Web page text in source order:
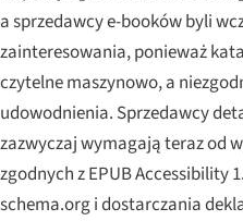
a sprzedawcy e-booków byli
zainteresowania, ponieważ
czytelne maszynowo, a
udowodnienia. Sprzedawcy
zazwyczaj wymagają teraz od
zgodnych z EPUB Accessibility
schema.org i dostarczania